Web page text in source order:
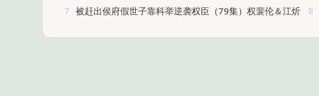
7 被赶出侯府假世子靠科举逆袭权臣（79集）权裴伦＆江炘 8